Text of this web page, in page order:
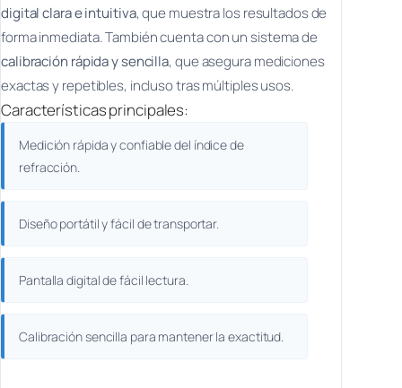
digital clara e intuitiva, que muestra los resultados de
forma inmediata. También cuenta con un sistema de
calibración rápida y sencilla, que asegura mediciones
exactas y repetibles, incluso tras múltiples usos.
Características principales:
Medición rápida y confiable del índice de
refracción.
Diseño portátil y fácil de transportar.
Pantalla digital de fácil lectura.
Calibración sencilla para mantener la exactitud.